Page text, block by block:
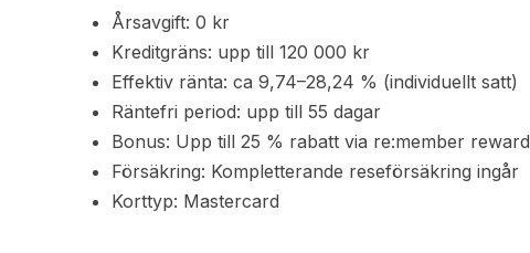
Årsavgift: 0 kr
Kreditgräns: upp till 120 000 kr
Effektiv ränta: ca 9,74–28,24 % (individuellt satt)
Räntefri period: upp till 55 dagar
Bonus: Upp till 25 % rabatt via re:member reward
Försäkring: Kompletterande reseförsäkring ingår
Korttyp: Mastercard